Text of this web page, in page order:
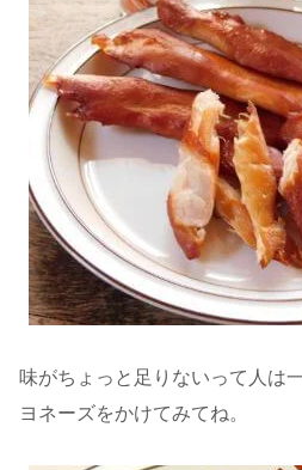
味がちょっと足りないって人は
ヨネーズをかけてみてね。